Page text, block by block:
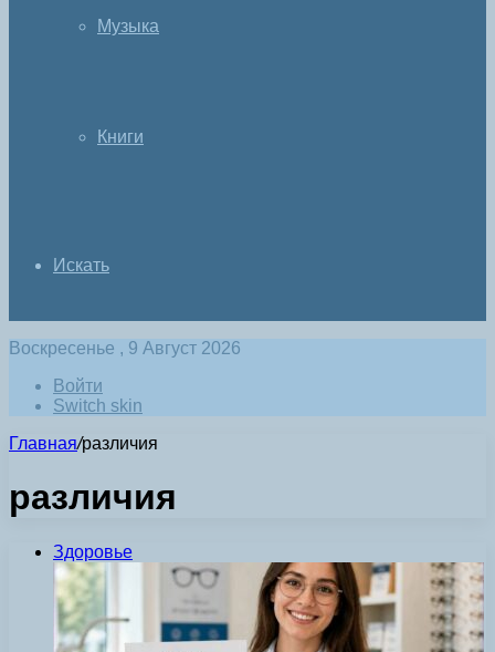
Музыка
Книги
Искать
Воскресенье , 9 Август 2026
Войти
Switch skin
Главная/различия
различия
Здоровье